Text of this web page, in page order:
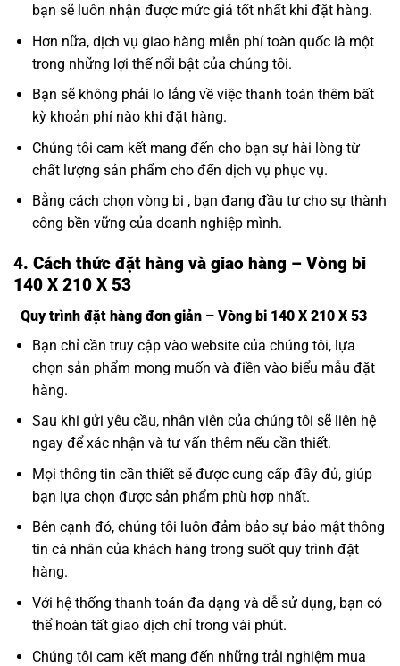
bạn sẽ luôn nhận được mức giá tốt nhất khi đặt hàng.
Hơn nữa, dịch vụ giao hàng miễn phí toàn quốc là một
trong những lợi thế nổi bật của chúng tôi.
Bạn sẽ không phải lo lắng về việc thanh toán thêm bất
kỳ khoản phí nào khi đặt hàng.
Chúng tôi cam kết mang đến cho bạn sự hài lòng từ
chất lượng sản phẩm cho đến dịch vụ phục vụ.
Bằng cách chọn vòng bi , bạn đang đầu tư cho sự thành
công bền vững của doanh nghiệp mình.
4. Cách thức đặt hàng và giao hàng – Vòng bi
140 X 210 X 53
Quy trình đặt hàng đơn giản – Vòng bi 140 X 210 X 53
Bạn chỉ cần truy cập vào website của chúng tôi, lựa
chọn sản phẩm mong muốn và điền vào biểu mẫu đặt
hàng.
Sau khi gửi yêu cầu, nhân viên của chúng tôi sẽ liên hệ
ngay để xác nhận và tư vấn thêm nếu cần thiết.
Mọi thông tin cần thiết sẽ được cung cấp đầy đủ, giúp
bạn lựa chọn được sản phẩm phù hợp nhất.
Bên cạnh đó, chúng tôi luôn đảm bảo sự bảo mật thông
tin cá nhân của khách hàng trong suốt quy trình đặt
hàng.
Với hệ thống thanh toán đa dạng và dễ sử dụng, bạn có
thể hoàn tất giao dịch chỉ trong vài phút.
Chúng tôi cam kết mang đến những trải nghiệm mua